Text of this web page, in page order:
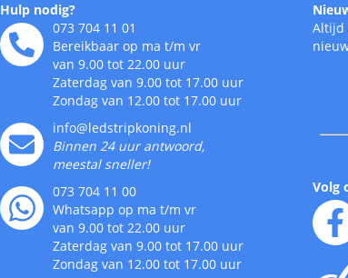
Hulp nodig?
073 704 11 01
Bereikbaar op ma t/m vr
van 9.00 tot 22.00 uur
Zaterdag van 9.00 tot 17.00 uur
Zondag van 12.00 tot 17.00 uur
info@ledstripkoning.nl
Binnen 24 uur antwoord,
meestal sneller!
073 704 11 00
Whatsapp op ma t/m vr
van 9.00 tot 22.00 uur
Zaterdag van 9.00 tot 17.00 uur
Zondag van 12.00 tot 17.00 uur
Altijd
Volg